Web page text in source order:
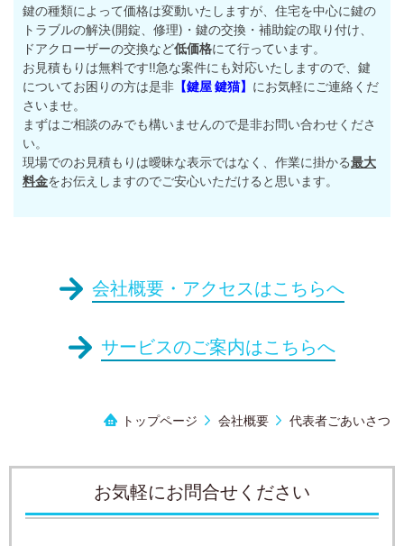
鍵の種類によって価格は変動いたしますが、住宅を中心に鍵の
トラブルの解決(開錠、修理)・鍵の交換・補助錠の取り付け、
ドアクローザーの交換など低価格にて行っています。
お見積もりは無料です‼︎急な案件にも対応いたしますので、鍵
についてお困りの方は是非 【鍵屋 鍵猫】 にお気軽にご連絡くだ
さいませ。
まずはご相談のみでも構いませんので是非お問い合わせくださ
い。
現場でのお見積もりは曖昧な表示ではなく、作業に掛かる最大
料金をお伝えしますのでご安心いただけると思います。
会社概要・アクセスはこちらへ
サービスのご案内はこちらへ
トップページ 会社概要 代表者ごあいさつ
お気軽にお問合せください